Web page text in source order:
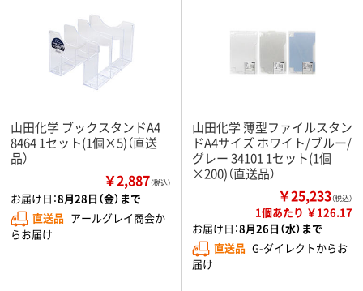
山田化学 ブックスタンドA4
8464 1セット(1個×5)（直送
品）
￥2,887（税込）
お届け日：8月28日（金）まで
直送品 アールグレイ商会か
らお届け
山田化学 薄型ファイルスタン
ドA4サイズ ホワイト/ブルー/
グレー 34101 1セット(1個
×200)（直送品）
￥25,233（税込）
1個あたり ￥126.17
お届け日：8月26日（水）まで
直送品 G-ダイレクトからお
届け